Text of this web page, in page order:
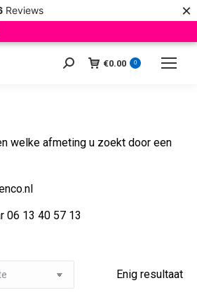
Reviews ×
Zoeken: €0.00 0
welke afmeting u zoekt door een
06 13 40 57 13
Enig resultaat